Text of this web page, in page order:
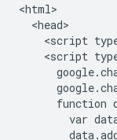
<html>
  <head>
<script
<script
function
var